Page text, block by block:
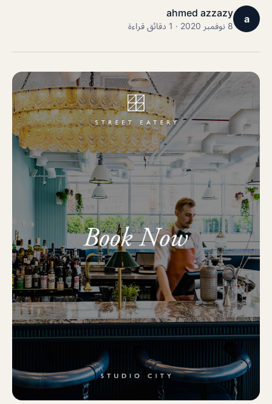
a
ahmed azzazy
8 نوفمبر 2020 · 1 دقائق قراءة